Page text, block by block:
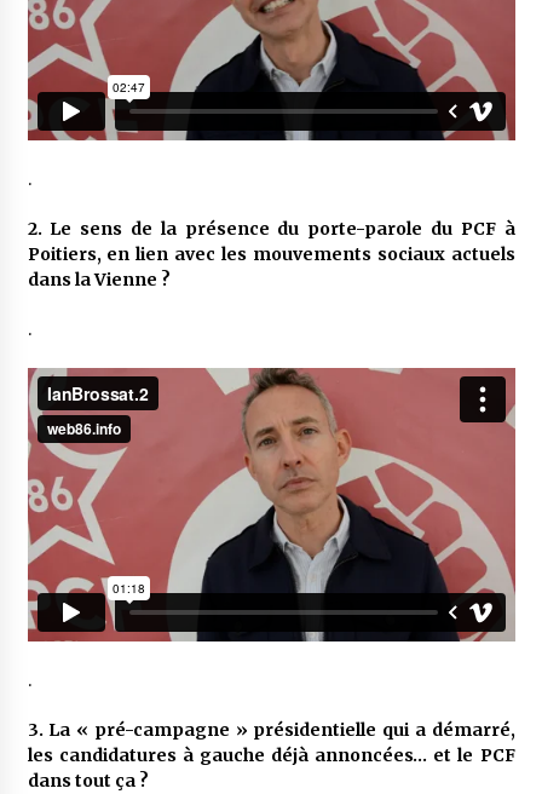
.
2. Le sens de la présence du porte-parole du PCF à
Poitiers, en lien avec les mouvements sociaux actuels
dans la Vienne ?
.
.
3. La « pré-campagne » présidentielle qui a démarré,
les candidatures à gauche déjà annoncées… et le PCF
dans tout ça ?